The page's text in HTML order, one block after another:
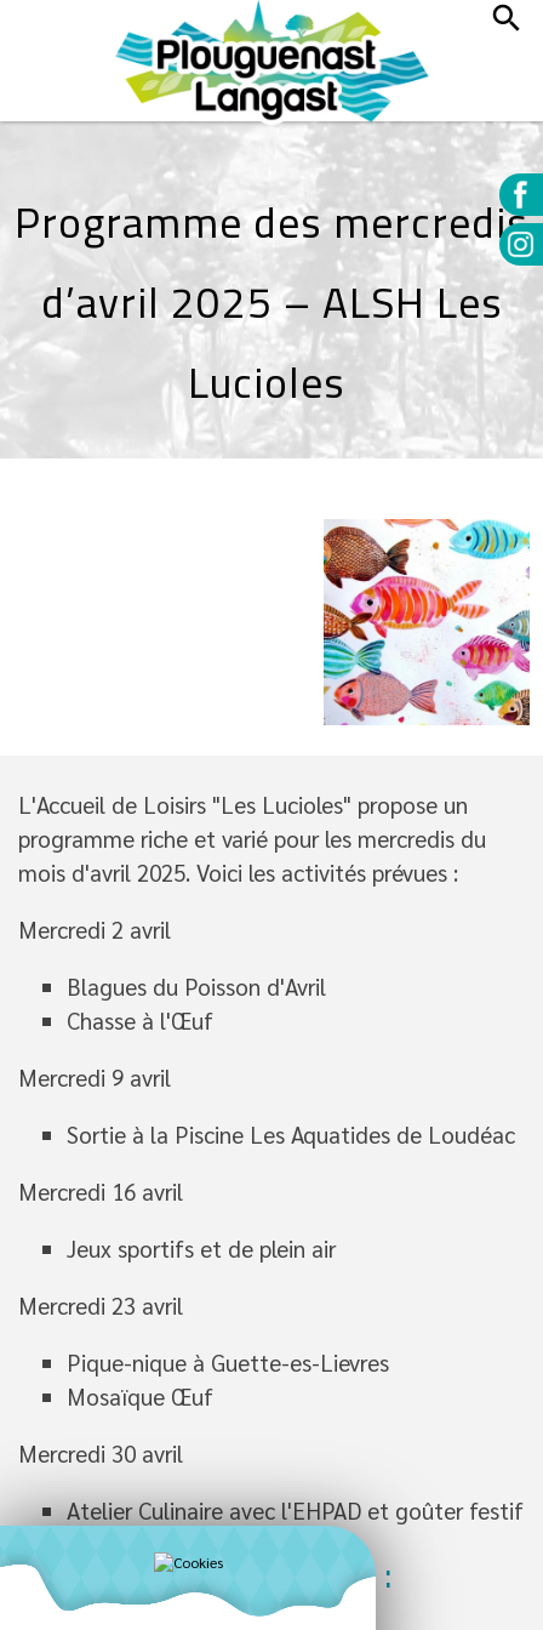
Programme des mercredis
d’avril 2025 – ALSH Les
Lucioles
L'Accueil de Loisirs "Les Lucioles" propose un
programme riche et varié pour les mercredis du
mois d'avril 2025. Voici les activités prévues :
Mercredi 2 avril
Blagues du Poisson d'Avril
Chasse à l'Œuf
Mercredi 9 avril
Sortie à la Piscine Les Aquatides de Loudéac
Mercredi 16 avril
Jeux sportifs et de plein air
Mercredi 23 avril
Pique-nique à Guette-es-Lievres
Mosaïque Œuf
Mercredi 30 avril
Atelier Culinaire avec l'EHPAD et goûter festif
Informations pratiques :